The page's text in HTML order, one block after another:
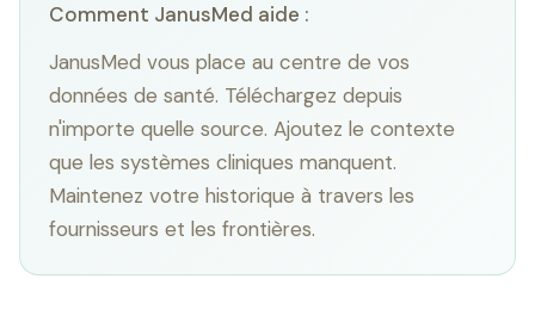
Comment JanusMed aide :
JanusMed vous place au centre de vos
données de santé. Téléchargez depuis
n'importe quelle source. Ajoutez le contexte
que les systèmes cliniques manquent.
Maintenez votre historique à travers les
fournisseurs et les frontières.